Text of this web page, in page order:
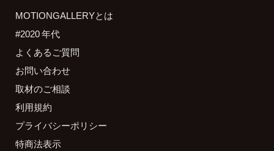
MOTIONGALLERYとは
#2020 年代
よくあるご質問
お問い合わせ
取材のご相談
利用規約
プライバシーポリシー
特商法表示